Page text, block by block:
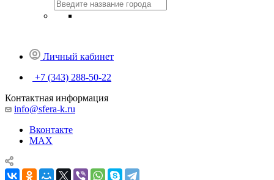
Личный кабинет
+7 (343) 288-50-22
Контактная информация
info@sfera-k.ru
Вконтакте
MAX